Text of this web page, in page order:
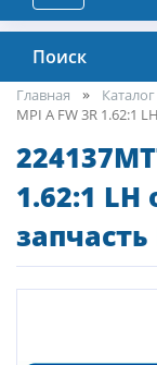
Поиск
Главная
MPI A FW 3R 1.62:1 LH
1.62:1